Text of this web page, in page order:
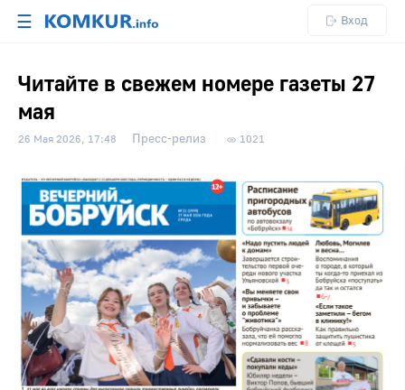
☰ Вход
Читайте в свежем номере газеты 27
мая
26 Мая 2026, 17:48 Пресс-релиз 1021